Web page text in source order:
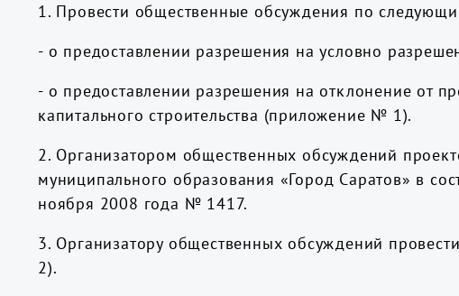
1. Провести общественные обсуждения по
- о предоставлении разрешения на условно
- о предоставлении разрешения на отклонение от
капитального строительства (приложение № 1).
2. Организатором общественных обсуждений
муниципального образования «Город Саратов» в
ноября 2008 года № 1417.
3. Организатору общественных обсуждений
2).